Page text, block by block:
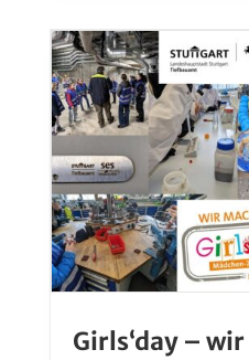
Girls‘day –